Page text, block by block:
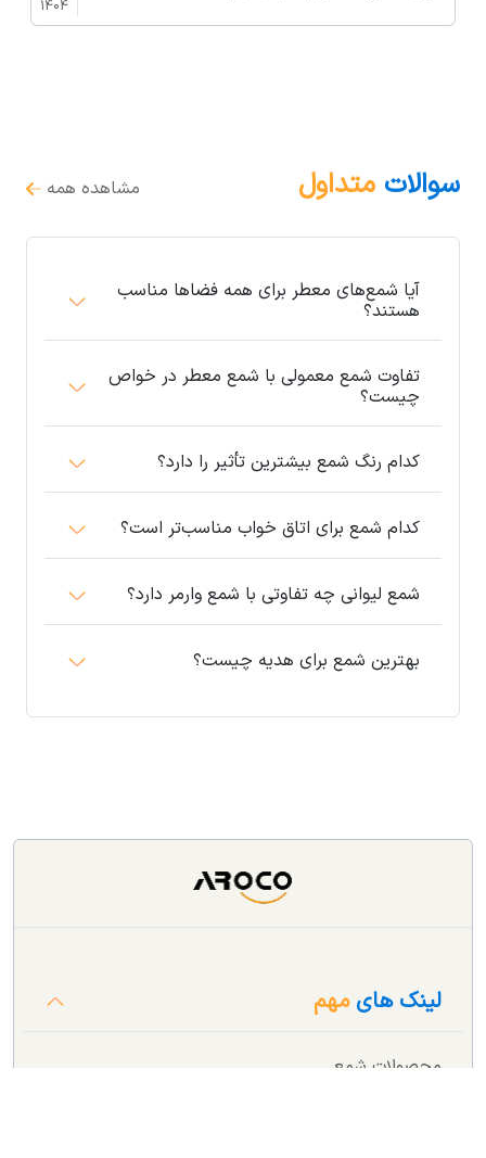
1404
سوالات متداول مشاهده همه
آیا شمع‌های معطر برای همه فضاها مناسب
هستند؟
تفاوت شمع معمولی با شمع معطر در خواص
چیست؟
کدام رنگ شمع بیشترین تأثیر را دارد؟
کدام شمع برای اتاق خواب مناسب‌تر است؟
شمع لیوانی چه تفاوتی با شمع وارمر دارد؟
بهترین شمع برای هدیه چیست؟
لینک هایمهم
محصولات شمع